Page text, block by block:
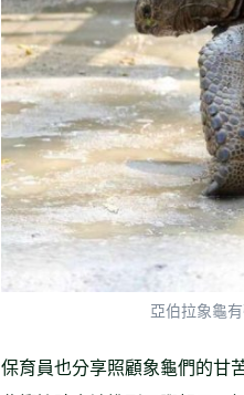
亞伯拉象龜
保育員也分享照顧象龜們的甘